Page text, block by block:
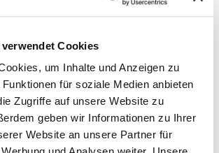
Cookies
um Inhalte und Anzeigen zu
für soziale Medien anbieten
Zugriffe auf unsere Website zu
geben wir Informationen zu Ihrer
Website an unsere Partner für
im Alltag – beständig,
einen Blick:
Design – klassisch, stilvoll,
Lackoberfläche – für dauerhafte